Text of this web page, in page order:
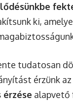
ki,
tudatosan
érzünk
érzése alapvető